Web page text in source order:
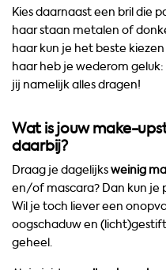
Kies daarnaast een bril die
haar staan metalen of
haar kun je het beste
haar heb je wederom
jij namelijk alles dragen!
Wat is jouw make-
daarbij?
Draag je dagelijksweinig
en/of mascara? Dan kun je
Wil je toch liever een
oogschaduw en
geheel.